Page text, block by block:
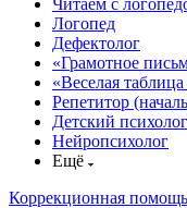
Читаем с
Логопед
Дефектолог
«Грамотное
«Веселая
Репетитор
Детский психолог
Нейропсихолог
Ещё
Коррекционная помощь